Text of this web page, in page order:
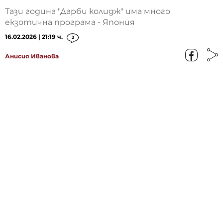
Тази година "Дарби колидж" има много
екзотична програма - Япония
16.02.2026 | 21:19 ч. 2
Анисия Иванова